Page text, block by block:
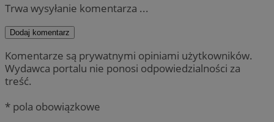
Trwa wysyłanie komentarza ...
Dodaj komentarz
Komentarze są prywatnymi opiniami użytkowników.
Wydawca portalu nie ponosi odpowiedzialności za
treść.
* pola obowiązkowe